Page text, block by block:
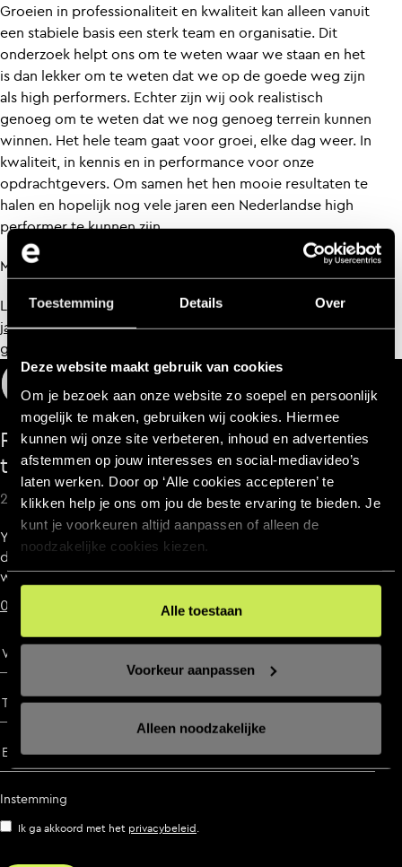
Toestemming Details Over
Deze website maakt gebruik van cookies
Om je bezoek aan onze website zo soepel en persoonlijk
mogelijk te maken, gebruiken wij cookies. Hiermee
kunnen wij onze site verbeteren, inhoud en advertenties
afstemmen op jouw interesses en social‑mediavideo’s
laten werken. Door op ‘Alle cookies accepteren’ te
klikken help je ons om jou de beste ervaring te bieden. Je
kunt je voorkeuren altijd aanpassen of alleen de
noodzakelijke cookies kiezen.
Alle toestaan
Voorkeur aanpassen
Alleen noodzakelijke
Groeien in professionaliteit en kwaliteit kan alleen vanuit
een stabiele basis een sterk team en organisatie. Dit
onderzoek helpt ons om te weten waar we staan en het
is dan lekker om te weten dat we op de goede weg zijn
als high performers. Echter zijn wij ook realistisch
genoeg om te weten dat we nog genoeg terrein kunnen
winnen. Het hele team gaat voor groei, elke dag weer. In
kwaliteit, in kennis en in performance voor onze
opdrachtgevers. Om samen het hen mooie resultaten te
halen en hopelijk nog vele jaren een Nederlandse high
performer te kunnen zijn.
Meer weten over het kengetallenonderzoek?
Lees:https://dutchdigitalagencies.com/dda-publiceert-
jaarlijkse-kengetallenonderzoek-bureaus-verwachten-
groei-in-2024/
Ready to make impact? Let’s get in
touch
25+ digital natives & 2 lovely dogs
You want to grow with us? Please inspire us with your
dreams and ambitions! Work with us Every Day. You
won’t regret it.
085 021 11 21
Voor- en achternaam
Telefoonnummer
E-mailadres
Instemming
Ik ga akkoord met het privacybeleid